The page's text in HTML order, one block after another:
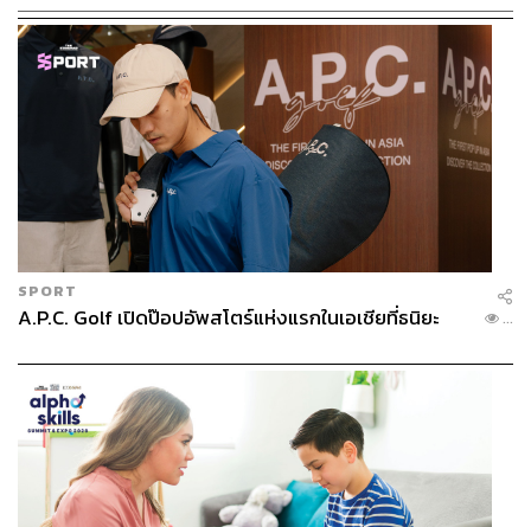
SPORT
A.P.C. Golf เปิดป๊อปอัพสโตร์แห่งแรกในเอเชียที่ธนิยะ ...